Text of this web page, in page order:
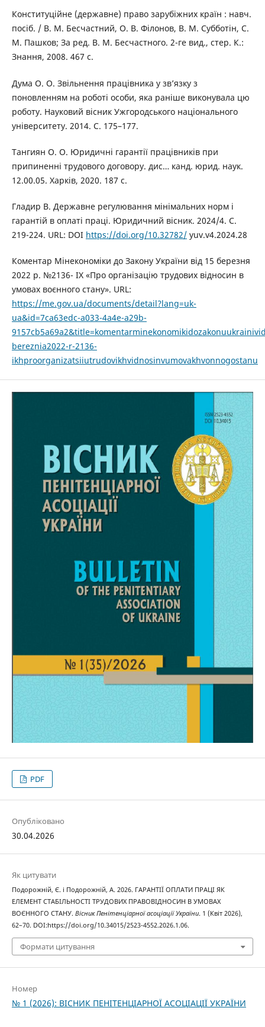
Конституційне (державне) право зарубіжних країн : навч.
посіб. / В. М. Бесчастний, О. В. Філонов, В. М. Субботін, С.
М. Пашков; За ред. В. М. Бесчастного. 2-ге вид., стер. К.:
Знання, 2008. 467 с.
Дума О. О. Звільнення працівника у зв’язку з
поновленням на роботі особи, яка раніше виконувала цю
роботу. Науковий вісник Ужгородського національного
університету. 2014. С. 175–177.
Тангиян О. О. Юридичні гарантії працівників при
припиненні трудового договору. дис… канд. юрид. наук.
12.00.05. Харків, 2020. 187 с.
Гладир В. Державне регулювання мінімальних норм і
гарантій в оплаті праці. Юридичний вісник. 2024/4. С.
219-224. URL: DOI https://doi.org/10.32782/yuv.v4.2024.28
Коментар Мінекономіки до Закону України від 15 березня
2022 р. №2136- IX «Про організацію трудових відносин в
умовах воєнного стану». URL:
https://me.gov.ua/documents/detail?lang=uk-
ua&id=7ca63edc-a033-4a4e-a29b-
bereznia2022-r-2136-
ikhproorganizatsiiutrudovikhvidnosinvumovakhvonnogostanu
PDF
Опубліковано
30.04.2026
Як цитувати
Подорожній, Є. і Подорожній, А. 2026. ГАРАНТІЇ ОПЛАТИ ПРАЦІ ЯК
ЕЛЕМЕНТ СТАБІЛЬНОСТІ ТРУДОВИХ ПРАВОВІДНОСИН В УМОВАХ
ВОЄННОГО СТАНУ. Вісник Пенітенціарної асоціації України. 1 (Квіт 2026),
62–70. DOI:https://doi.org/10.34015/2523-4552.2026.1.06.
Формати цитування
Номер
№ 1 (2026): ВІСНИК ПЕНІТЕНЦІАРНОЇ АСОЦІАЦІЇ УКРАЇНИ